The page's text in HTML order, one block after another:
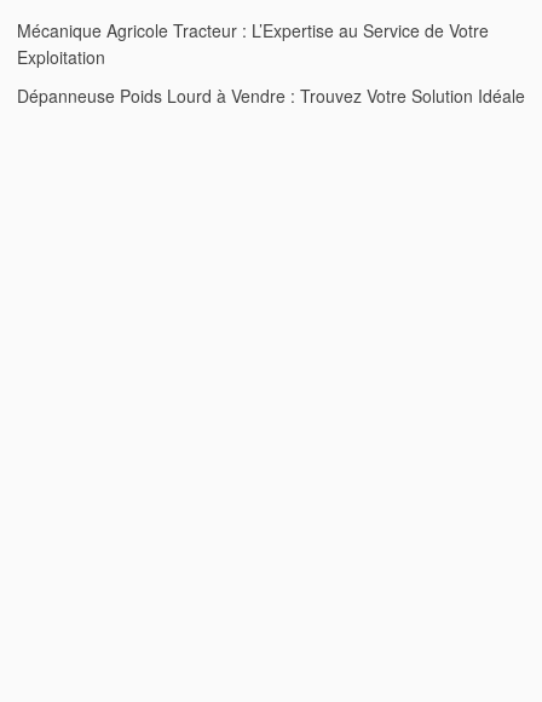
Mécanique Agricole Tracteur : L’Expertise au Service de Votre
Exploitation
Dépanneuse Poids Lourd à Vendre : Trouvez Votre Solution Idéale